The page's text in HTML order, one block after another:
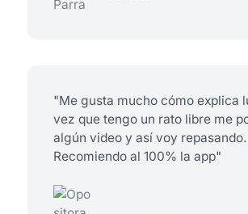
"Me gusta mucho cómo explica
vez que tengo un rato libre me
algún video y así voy repasando.
Recomiendo al 100% la app"